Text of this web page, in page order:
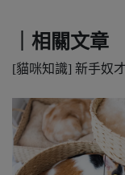
｜相關文章
[貓咪知識] 新手奴